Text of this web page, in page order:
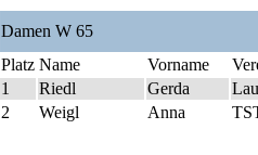
Damen W 65
Platz Name Vorname
1
Riedl Gerda
2
Weigl Anna